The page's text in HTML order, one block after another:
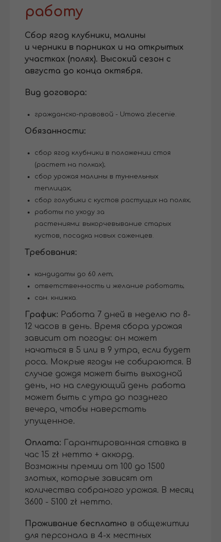
работу
Сбор ягод клубники, малины
и черники в парниках и на открытых
участках (полях). Высокий сезон с
августа до конца октября.
Вид договора:
гражданско-правовой - Umowa zlecenie.
Обязанности:
сбор ягод клубники в положении стоя
(растет на полках);
сбор урожая малины в туннельных
теплицах;
сбор голубики с кустов растущих на полях;
работы по уходу за
растениями: выкорчевывание старых
кустов, посадка новых саженцев.
Требования:
кандидаты до 60 лет;
ответственность и желание работать;
сан. книжка.
График: Работа 7 дней в неделю по 8-
12 часов в день. Время сбора урожая
зависит от погоды: он может
начаться в 5 или в 9 утра, если будет
роса. Мокрые ягоды не собираются. В
случае дождя может быть выходной
день, но на следующий день работа
может быть с утра до позднего
вечера, чтобы наверстать
упущенное.
Оплата: Гарантированная ставка в
час 15 zł нетто + аккорд.
Возможны премии от 100 до 1500
злотых, которые зависят от
количества собраного урожая. В месяц
3600 - 5100 zł нетто.
Проживание бесплатно в общежитии
для персонала в 4-х местных